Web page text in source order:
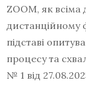
ZOOM, як
дистанційному
підставі
процесу та
№ 1 від